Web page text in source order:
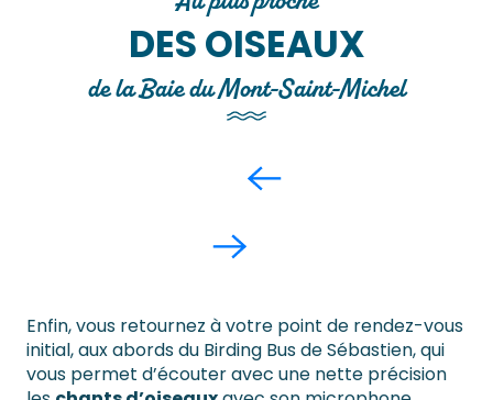
DES OISEAUX
de la Baie du Mont-Saint-Michel
Enfin, vous retournez à votre point de rendez-vous
initial, aux abords du Birding Bus de Sébastien, qui
vous permet d’écouter avec une nette précision